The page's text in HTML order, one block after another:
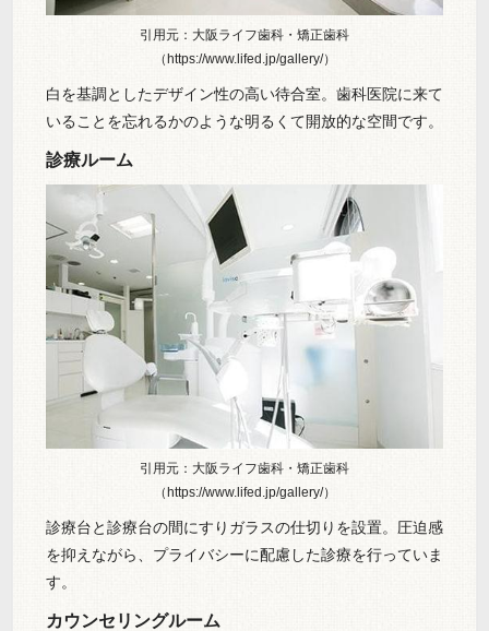
引用元：大阪ライフ歯科・矯正歯科
（https://www.lifed.jp/gallery/）
白を基調としたデザイン性の高い待合室。歯科医院に来て
いることを忘れるかのような明るくて開放的な空間です。
診療ルーム
引用元：大阪ライフ歯科・矯正歯科
（https://www.lifed.jp/gallery/）
診療台と診療台の間にすりガラスの仕切りを設置。圧迫感
を抑えながら、プライバシーに配慮した診療を行っていま
す。
カウンセリングルーム